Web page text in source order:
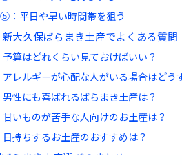
：平日や早い時間帯を狙う
新大久保ばらまき土産でよくある質問
予算はどれくらい見ておけばいい？
アレルギーが心配な人がいる場合はどう
男性にも喜ばれるばらまき土産は？
甘いものが苦手な人向けのお土産は？
日持ちするお土産のおすすめは？
らまき土産選びのまとめ